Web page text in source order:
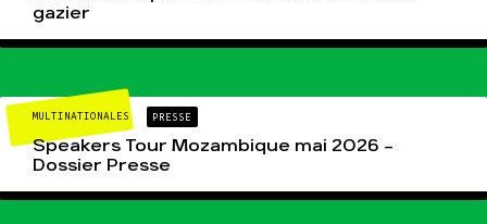
gazier
MULTINATIONALES PRESSE
Speakers Tour Mozambique mai 2026 –
Dossier Presse